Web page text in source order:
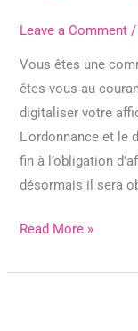
Leave a Comment /
Vous êtes une
êtes-vous au
digitaliser votre
L’ordonnance et
fin à l’obligation
désormais il sera
Read More »